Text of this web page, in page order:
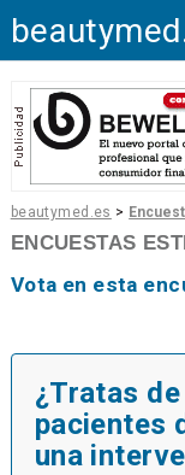
beautymed.es >
ENCUESTAS
Vota en esta
¿Tratas
pacientes
una